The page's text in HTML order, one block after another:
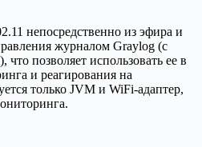
непосредственно из эфира и
журналом Graylog (с
позволяет использовать ее в
и реагирования на
только JVM и WiFi-адаптер,